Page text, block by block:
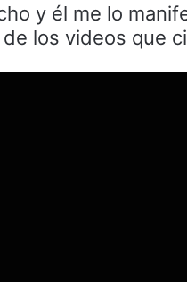
y él me lo
los videos que